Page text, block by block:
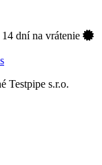
14 dní na vrátenie
Testpipe s.r.o.